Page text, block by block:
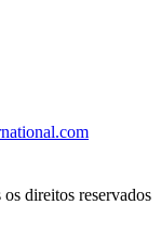
direitos reservados